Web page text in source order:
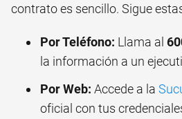
contrato es sencillo. Sigue
Por Teléfono: Llama al
la información a un
Por Web: Accede a la
oficial con tus